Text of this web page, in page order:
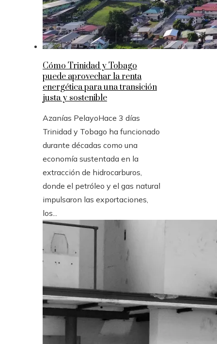
Cómo Trinidad y Tobago
puede aprovechar la renta
energética para una transición
justa y sostenible
Azanías PelayoHace 3 días
Trinidad y Tobago ha funcionado
durante décadas como una
economía sustentada en la
extracción de hidrocarburos,
donde el petróleo y el gas natural
impulsaron las exportaciones,
los...